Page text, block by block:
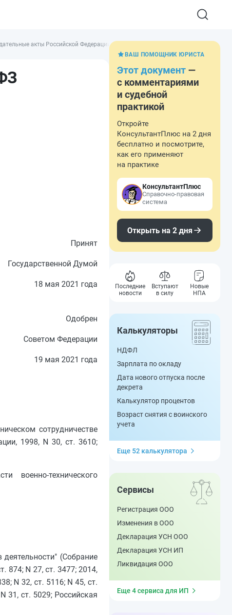
акты Российской Федерации (в редакции от 30.12.2021)
Принят
Государственной Думой
18 мая 2021 года
Одобрен
Советом Федерации
19 мая 2021 года
сотрудничестве
1998, N 30, ст. 3610;
военно-технического
(Собрание
874; N 27, ст. 3477; 2014,
N 32, ст. 5116; N 45, ст.
31, ст. 5029; Российская
ВАШ ПОМОЩНИК ЮРИСТА
Этот документ —
с комментариями
и судебной
практикой
Откройте
КонсультантПлюс на 2 дня
бесплатно и посмотрите,
как его применяют
на практике
КонсультантПлюс
Справочно-правовая
система
Открыть на 2 дня
Последние
новости
Вступают
в силу
Новые
НПА
Калькуляторы
НДФЛ
Зарплата по окладу
Дата нового отпуска после
декрета
Калькулятор процентов
Возраст снятия с воинского
учета
Еще 52 калькулятора
Сервисы
Регистрация ООО
Изменения в ООО
Декларация УСН ООО
Декларация УСН ИП
Ликвидация ООО
Еще 4 сервиса для ИП